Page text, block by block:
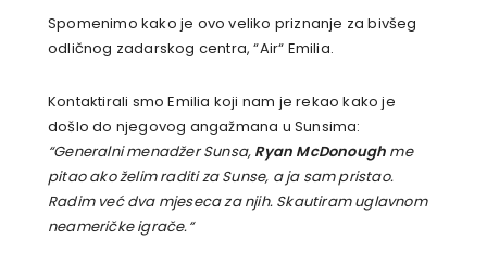
Spomenimo kako je ovo veliko priznanje za bivšeg
odličnog zadarskog centra, “Air“ Emilia.
Kontaktirali smo Emilia koji nam je rekao kako je
došlo do njegovog angažmana u Sunsima:
“Generalni menadžer Sunsa, Ryan McDonough me
pitao ako želim raditi za Sunse, a ja sam pristao.
Radim već dva mjeseca za njih. Skautiram uglavnom
neameričke igrače.“